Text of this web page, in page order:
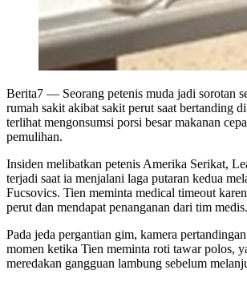
Berita7 — Seorang petenis muda jadi sorotan
rumah sakit akibat sakit perut saat bertanding
terlihat mengonsumsi porsi besar makanan
pemulihan.
Insiden melibatkan petenis Amerika Serikat,
terjadi saat ia menjalani laga putaran kedua
Fucsovics. Tien meminta medical timeout
perut dan mendapat penanganan dari tim medis.
Pada jeda pergantian gim, kamera
momen ketika Tien meminta roti tawar polos,
meredakan gangguan lambung sebelum